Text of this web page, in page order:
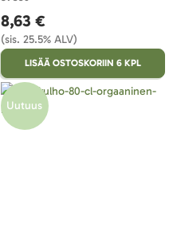
8,63 €
(sis. 25.5% ALV)
LISÄÄ OSTOSKORIIN 6 KPL
Uutuus